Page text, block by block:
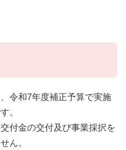
令和7年度補正予算で実施
。
付金の交付及び事業採択を
ん。